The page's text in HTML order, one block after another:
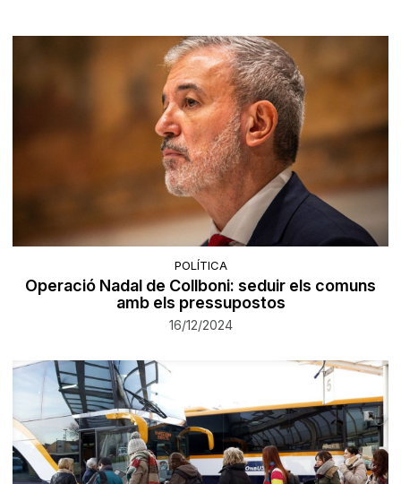
POLÍTICA
Operació Nadal de Collboni: seduir els comuns
amb els pressupostos
16/12/2024